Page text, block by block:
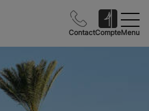
ContactCompteMenu